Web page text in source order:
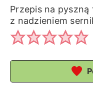
Przepis na
z nadzieniem